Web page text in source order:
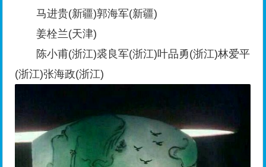
马进贵(新疆)郭海军(新疆)
姜栓兰(天津)
陈小甫(浙江)裘良军(浙江)叶品勇(浙江)林爱平
(浙江)张海政(浙江)